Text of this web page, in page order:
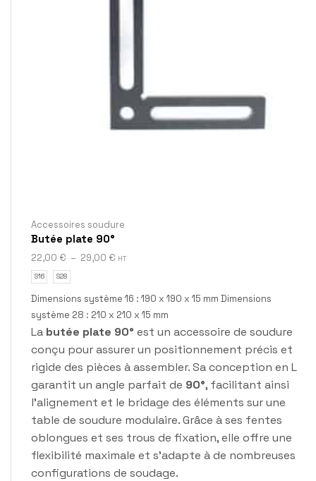
Accessoires soudure
Butée plate 90°
22,00 € – 29,00 € HT
S16 S28
Dimensions système 16 : 190 x 190 x 15 mm Dimensions
système 28 : 210 x 210 x 15 mm
La butée plate 90° est un accessoire de soudure
conçu pour assurer un positionnement précis et
rigide des pièces à assembler. Sa conception en L
garantit un angle parfait de 90°, facilitant ainsi
l'alignement et le bridage des éléments sur une
table de soudure modulaire. Grâce à ses fentes
oblongues et ses trous de fixation, elle offre une
flexibilité maximale et s’adapte à de nombreuses
configurations de soudage.